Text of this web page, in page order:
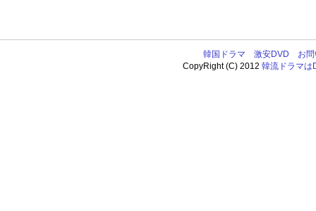
韓国ドラマ 激安DVD
お
CopyRight (C) 2012韓流ドラマは